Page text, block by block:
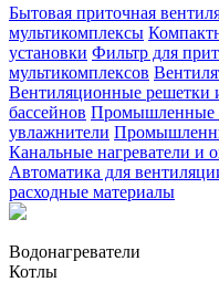
Бытовая приточная
мультикомплексы
установки Фильтр для
мультикомплексов
Вентиляционные решетки
бассейнов Промышленные
увлажнители
Канальные нагреватели и
Автоматика для
расходные материалы
Водонагреватели
Котлы